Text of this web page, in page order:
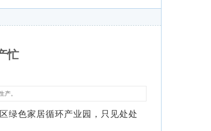
忙
产。
色家居循环产业园，只见处处